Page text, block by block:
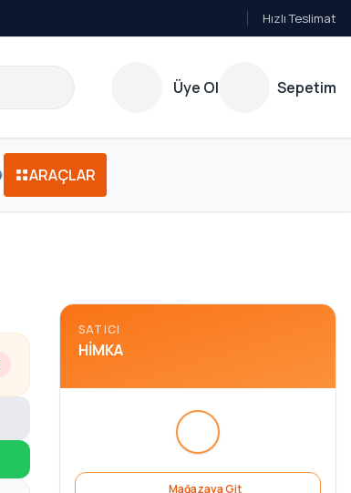
Hızlı Teslimat
Üye Ol Sepetim
ARAÇLAR
SATICI
HIMKA
Mağazaya Git